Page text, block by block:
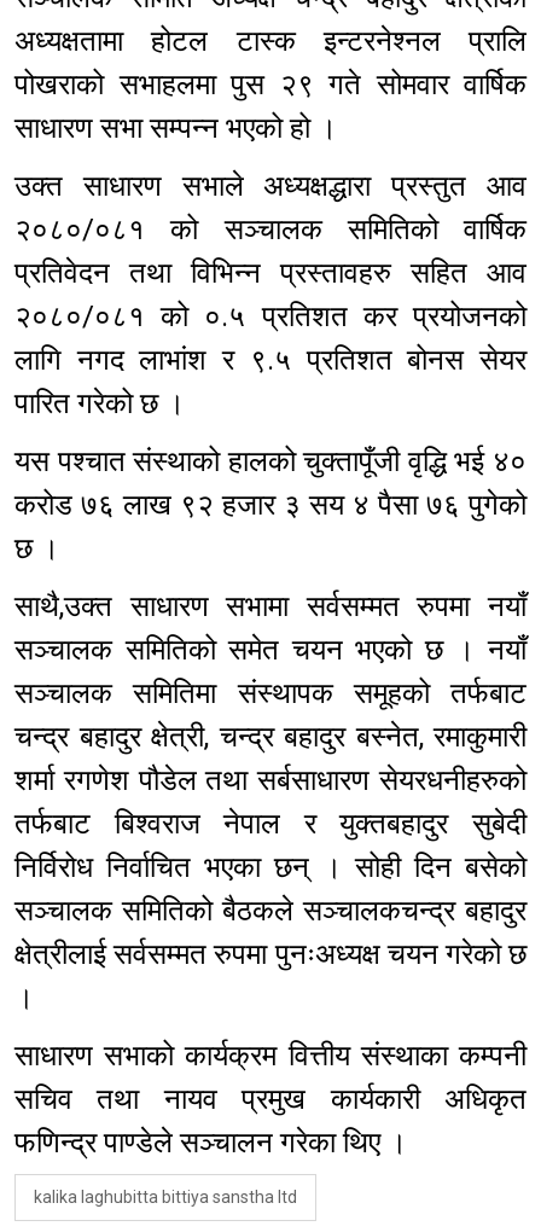
अध्यक्षतामा होटल टास्क इन्टरनेश्नल प्रालि
पोखराको सभाहलमा पुस २९ गते सोमवार वार्षिक
साधारण सभा सम्पन्न भएको हो ।
उक्त साधारण सभाले अध्यक्षद्धारा प्रस्तुत आव
२०८०/०८१ को सञ्चालक समितिको वार्षिक
प्रतिवेदन तथा विभिन्न प्रस्तावहरु सहित आव
२०८०/०८१ को ०.५ प्रतिशत कर प्रयोजनको
लागि नगद लाभांश र ९.५ प्रतिशत बोनस सेयर
पारित गरेको छ ।
यस पश्चात संस्थाको हालको चुक्तापूँजी वृद्धि भई ४०
करोड ७६ लाख ९२ हजार ३ सय ४ पैसा ७६ पुगेको
छ ।
साथै,उक्त साधारण सभामा सर्वसम्मत रुपमा नयाँ
सञ्चालक समितिको समेत चयन भएको छ । नयाँ
सञ्चालक समितिमा संस्थापक समूहको तर्फबाट
चन्द्र बहादुर क्षेत्री, चन्द्र बहादुर बस्नेत, रमाकुमारी
शर्मा रगणेश पौडेल तथा सर्बसाधारण सेयरधनीहरुको
तर्फबाट बिश्वराज नेपाल र युक्तबहादुर सुबेदी
निर्विरोध निर्वाचित भएका छन् । सोही दिन बसेको
सञ्चालक समितिको बैठकले सञ्चालकचन्द्र बहादुर
क्षेत्रीलाई सर्वसम्मत रुपमा पुनःअध्यक्ष चयन गरेको छ
।
साधारण सभाको कार्यक्रम वित्तीय संस्थाका कम्पनी
सचिव तथा नायव प्रमुख कार्यकारी अधिकृत
फणिन्द्र पाण्डेले सञ्चालन गरेका थिए ।
kalika laghubitta bittiya sanstha ltd